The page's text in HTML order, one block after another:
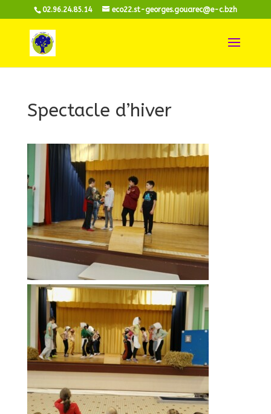
02.96.24.85.14 eco22.st-georges.gouarec@e-c.bzh
Spectacle d’hiver